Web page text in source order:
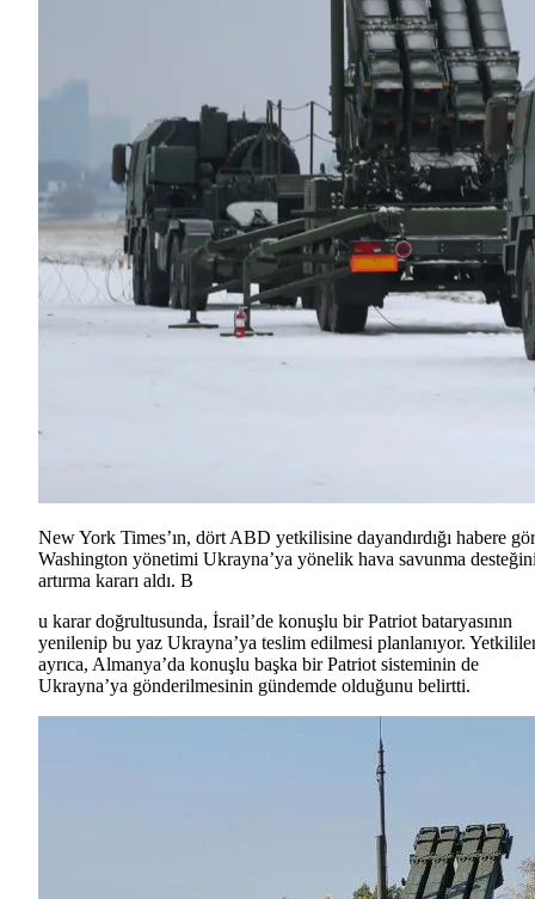
New York Times’ın, dört ABD yetkilisine dayandırdığı habere
Washington yönetimi Ukrayna’ya yönelik hava savunma
artırma kararı aldı. B
u karar doğrultusunda, İsrail’de konuşlu bir Patriot bataryasının
yenilenip bu yaz Ukrayna’ya teslim edilmesi planlanıyor.
ayrıca, Almanya’da konuşlu başka bir Patriot sisteminin de
Ukrayna’ya gönderilmesinin gündemde olduğunu belirtti.